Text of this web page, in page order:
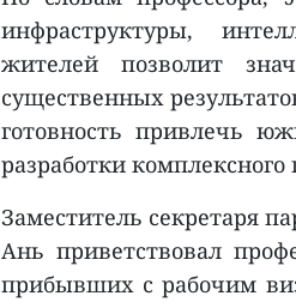
инфраструктуры,
жителей позволит
существенных
готовность привлечь
разработки комплексного
Заместитель секретаря
Ань приветствовал
прибывших с рабочим